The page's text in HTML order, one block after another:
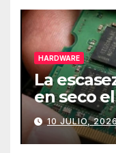
HARDWARE
La
en seco
de PCs
10 JULIO,